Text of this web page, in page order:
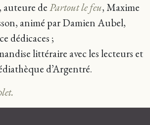
, auteure dePartout le feu, Maxime
animé par Damien Aubel,
dédicaces ;
littéraire avec les lecteurs et
d’Argentré.